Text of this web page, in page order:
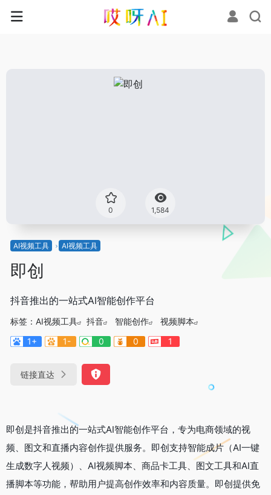
0 1,584
AI视频工具 AI视频工具
即创
抖音推出的一站式AI智能创作平台
标签： AI视频工具 抖音 智能创作
视频脚本
1+
1- 0 0 1
链接直达
即创是抖音推出的一站式AI智能创作平台，专为电商领域的视
频、图文和直播内容创作提供服务。即创支持智能成片（AI一键
生成数字人视频）、AI视频脚本、商品卡工具、图文工具和AI直
播脚本等功能，帮助用户提高创作效率和内容质量。即创提供免